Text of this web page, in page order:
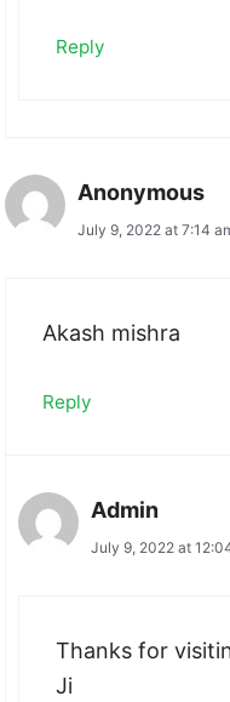
Reply
Anonymous
July 9, 2022 at 7:14
Akash mishra
Reply
Admin
July 9, 2022 at
Thanks for
Ji